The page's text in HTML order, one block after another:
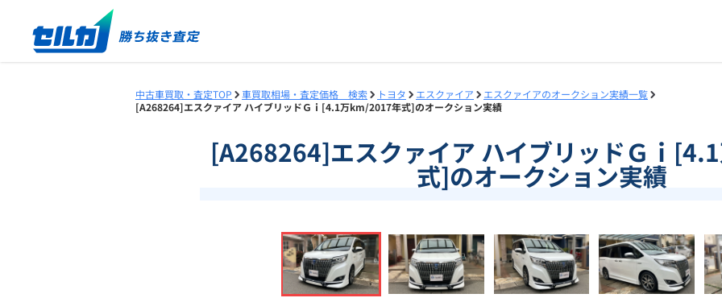
中古車買取・査定TOP 車買取相場・査定価格 検索 トヨタ エスクァイア
エスクァイアのオークション実績一覧
[A268264]エスクァイア ハイブリッドＧｉ[4.1万km/2017年式]のオークション実績
[A268264]エスクァイア ハイブリッドＧｉ
式]のオークション実績